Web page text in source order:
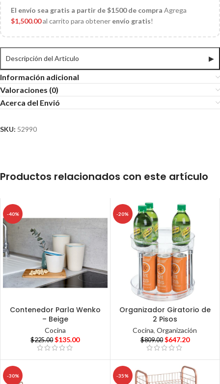
El envío sea gratis a partir de $1500 de compra Agrega
$1,500.00al carrito para obtener envío gratis!
Descripción del Articulo ▶
Información adicional
Valoraciones (0)
Acerca del Envió
SKU: 52990
Productos relacionados con este artículo
-40%
Contenedor Parla Wenko
– Beige
Cocina
$225.00 $135.00
-20%
Organizador Giratorio de
2 Pisos
Cocina,Organización
$809.00 $647.20
-30% -35%